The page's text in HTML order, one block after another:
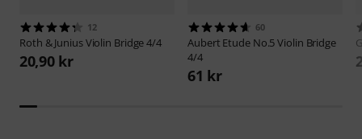
12
Roth & JuniusViolin Bridge 4/4
20,90 kr
60
Aubert Etude No.5 Violin Bridge
4/4
61 kr